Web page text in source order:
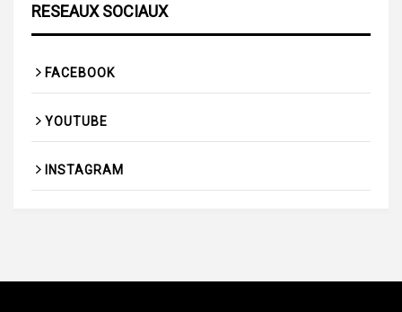
RESEAUX SOCIAUX
FACEBOOK
YOUTUBE
INSTAGRAM